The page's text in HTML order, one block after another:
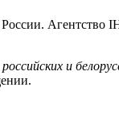
Агентство
и